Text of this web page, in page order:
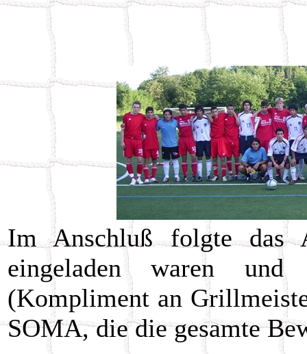
Im Anschluß folgte das
eingeladen waren
(Kompliment an
SOMA, die die gesamte